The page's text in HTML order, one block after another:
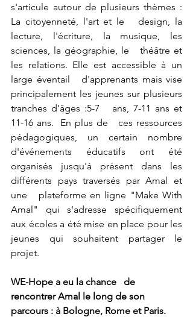
s'articule autour de plusieurs thèmes :
La citoyenneté, l'art et le   design, la
lecture, l'écriture, la musique, les
sciences, la géographie, le   théâtre et
les relations. Elle est accessible à un
large éventail   d'apprenants mais vise
principalement les jeunes sur plusieurs
tranches d’âges :5-7   ans, 7-11 ans et
11-16 ans.  En plus de   ces ressources
pédagogiques, un certain nombre
d'événements éducatifs ont été
organisés jusqu'à présent dans les
différents pays traversés par Amal et
une   plateforme en ligne "Make With
Amal" qui s'adresse spécifiquement
aux écoles a été mise en place pour les
jeunes qui souhaitent partager le
projet.
WE-Hope a eu la chance   de
rencontrer Amal le long de son
parcours : à Bologne, Rome et Paris.